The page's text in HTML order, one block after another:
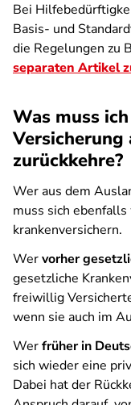
Bei
Basis- und
die Regelungen zu
separaten Artikel
Was muss
Versicherung
zurückkehre?
Wer aus dem
muss sich
krankenversichern.
Wervorher
gesetzliche
freiwillig
wenn sie auch im
Werfrüher in
sich wieder eine
Dabei hat der